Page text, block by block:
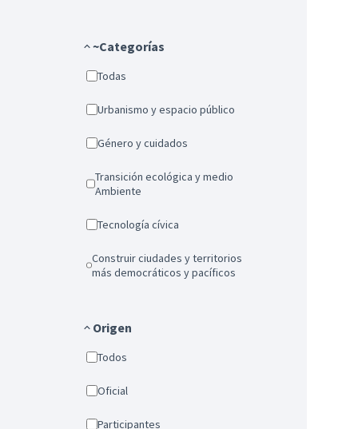
~Categorías
Todas
Urbanismo y espacio público
Género y cuidados
Transición ecológica y medio
Ambiente
Tecnología cívica
Construir ciudades y territorios
más democráticos y pacíficos
Origen
Todos
Oficial
Participantes